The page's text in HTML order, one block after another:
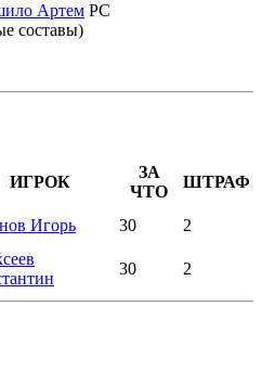
Артем РС
составы)
ИГРОК
ЗА
ЧТО
ШТРАФ
Игорь 30 2
30 2